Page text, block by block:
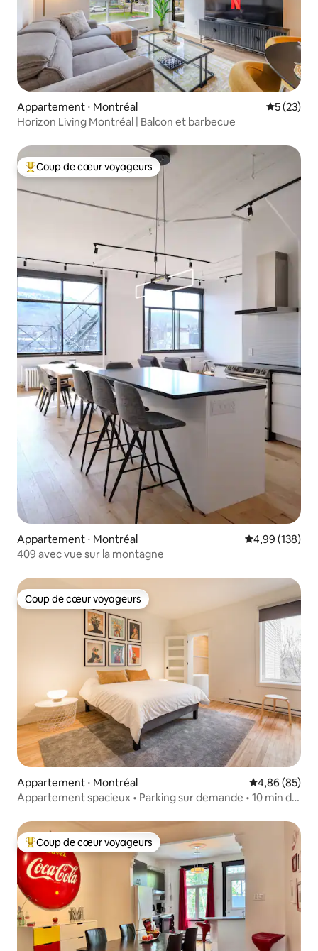
Appartement ⋅ Montréal
5 (23)
Horizon Living Montréal | Balcon et barbecue
Coups de cœur voyageurs les plus appréciés
Coup de cœur voyageurs
Appartement ⋅ Montréal Évaluation
4,99 (138)
409 avec vue sur la montagne
Coup de cœur voyageurs
Coup de cœur voyageurs
Appartement ⋅ Montréal Évaluation
4,86 (85)
Appartement spacieux • Parking sur demande • 10 min du
Coups de cœur voyageurs les plus appréciés
Coup de cœur voyageurs